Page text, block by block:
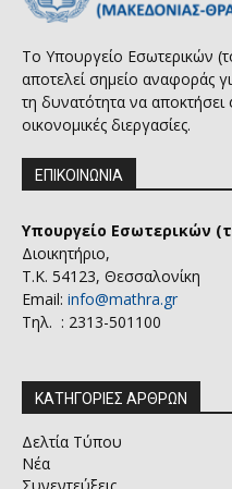
Το Υπουργείο Εσωτερικών
αποτελεί σημείο αναφοράς
τη δυνατότητα να αποκτήσει
οικονομικές διεργασίες.
ΕΠΙΚΟΙΝΩΝΙΑ
Υπουργείο Εσωτερικών
Διοικητήριο,
Τ.Κ. 54123, Θεσσαλονίκη
Email: info@mathra.gr
Τηλ. : 2313-501100
ΚΑΤΗΓΟΡΙΕΣ ΑΡΘΡΩΝ
Δελτία Τύπου
Νέα